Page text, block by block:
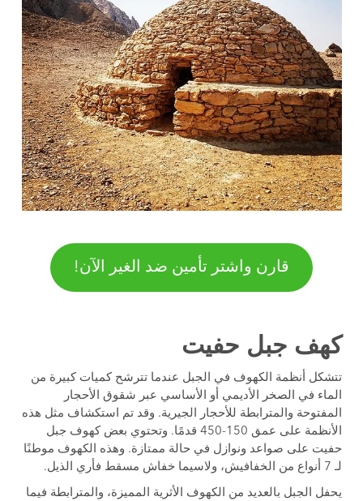
قارن واشتر تأمين ضد الغير الآن!
كهف جبل حفيت
تتشكل أنظمة الكهوف في الجبل عندما تترشح كميات كبيرة من
الماء في الصخر الأديمي أو الأساسي عبر شقوق الأحجار
المفتوحة والمترابطة للأحجار الجيرية. وقد تم استكشاف مثل هذه
الأنظمة على عمق 150-450 قدمًا. وتحتوي بعض كهوف جبل
حفيت على صواعد ونوازل في حالة ممتازة. وهذه الكهوف موطنًا
لـ 7 أنواع من الخفافيش، ولاسيما خفاش مسقط فأري الذيل.
يحفل الجبل بالعديد من الكهوف الأثرية المميزة، والمترابطة فيما